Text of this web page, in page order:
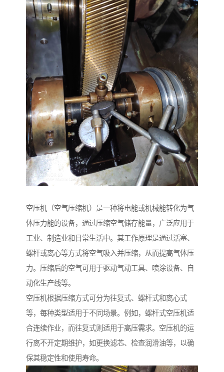
空压机（空气压缩机）是一种将电能或机械能转化为气
体压力能的设备，通过压缩空气储存能量，广泛应用于
工业、制造业和日常生活中。其工作原理是通过活塞、
螺杆或离心等方式将空气吸入并压缩，从而提高气体压
力。压缩后的空气可用于驱动气动工具、喷涂设备、自
动化生产线等。
空压机根据压缩方式可分为往复式、螺杆式和离心式
等，每种类型适用于不同场景。例如，螺杆式空压机适
合连续作业，而往复式则适用于高压需求。空压机的运
行离不开定期维护，如更换滤芯、检查润滑油等，以确
保其稳定性和使用寿命。